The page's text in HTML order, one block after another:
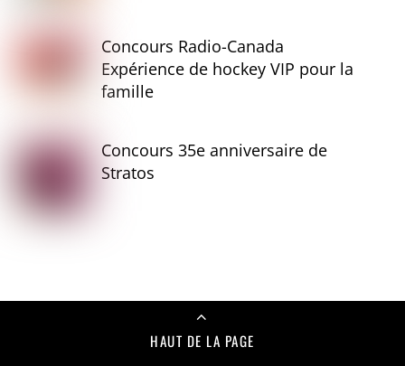
Concours Radio-Canada
Expérience de hockey VIP pour la
famille
Concours 35e anniversaire de
Stratos
HAUT DE LA PAGE